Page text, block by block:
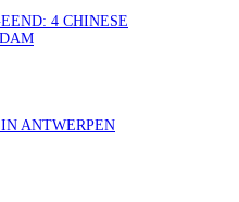
4 CHINESE
ANTWERPEN